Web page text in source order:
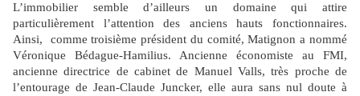
L’immobilier semble d’ailleurs un domaine qui attire
particulièrement l’attention des anciens hauts fonctionnaires.
Ainsi, comme troisième président du comité, Matignon a nommé
Véronique Bédague-Hamilius. Ancienne économiste au FMI,
ancienne directrice de cabinet de Manuel Valls, très proche de
l’entourage de Jean-Claude Juncker, elle aura sans nul doute à